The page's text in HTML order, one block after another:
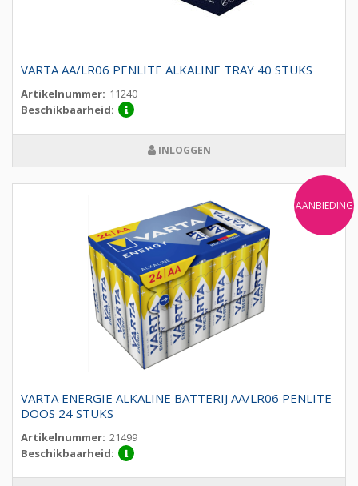
VARTA AA/LR06 PENLITE ALKALINE TRAY 40 STUKS
Artikelnummer: 11240
Beschikbaarheid:
INLOGGEN
AANBIEDING
VARTA ENERGIE ALKALINE BATTERIJ AA/LR06 PENLITE
DOOS 24 STUKS
Artikelnummer: 21499
Beschikbaarheid: